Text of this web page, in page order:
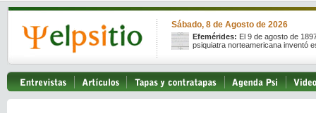
Sábado, 8 de Agosto de 2026
Efemérides: El 9 de agosto de
psiquiatra norteamericana inventó